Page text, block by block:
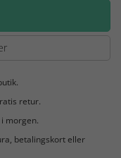
retur.
morgen.
betalingskort eller